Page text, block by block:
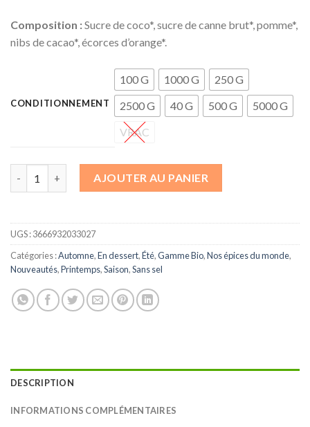
Composition :Sucre de coco*, sucre de canne brut*, pomme*,
nibs de cacao*, écorces d’orange*.
CONDITIONNEMENT
100 G 1000 G
250 G
2500 G
40 G 500 G
5000 G
VRAC
AJOUTER AU PANIER
UGS :3666932033027
Catégories :Automne,En dessert,Été,Gamme Bio,Nos épices du monde,
Nouveautés,Printemps,Saison,Sans sel
DESCRIPTION
INFORMATIONS COMPLÉMENTAIRES